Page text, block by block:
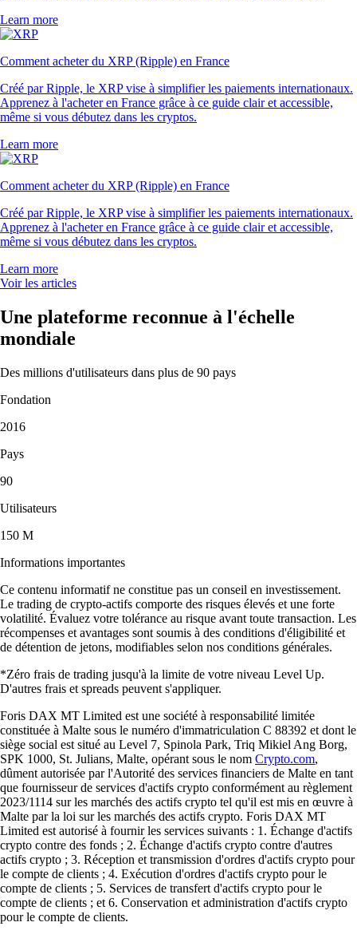
Learn more
Comment acheter du XRP (Ripple) en France
Créé par Ripple, le XRP vise à simplifier les paiements internationaux.
Apprenez à l'acheter en France grâce à ce guide clair et accessible,
même si vous débutez dans les cryptos.
Learn more
Comment acheter du XRP (Ripple) en France
Créé par Ripple, le XRP vise à simplifier les paiements internationaux.
Apprenez à l'acheter en France grâce à ce guide clair et accessible,
même si vous débutez dans les cryptos.
Learn more
Voir les articles
Une plateforme reconnue à l'échelle
mondiale
Des millions d'utilisateurs dans plus de 90 pays
Fondation
2016
Pays
90
Utilisateurs
150 M
Informations importantes
Ce contenu informatif ne constitue pas un conseil en investissement.
Le trading de crypto-actifs comporte des risques élevés et une forte
volatilité. Évaluez votre tolérance au risque avant toute transaction. Les
récompenses et avantages sont soumis à des conditions d'éligibilité et
de détention de jetons, modifiables selon nos conditions générales.
*Zéro frais de trading jusqu'à la limite de votre niveau Level Up.
D'autres frais et spreads peuvent s'appliquer.
Foris DAX MT Limited est une société à responsabilité limitée
constituée à Malte sous le numéro d'immatriculation C 88392 et dont le
siège social est situé au Level 7, Spinola Park, Triq Mikiel Ang Borg,
SPK 1000, St. Julians, Malte, opérant sous le nom Crypto.com,
dûment autorisée par l'Autorité des services financiers de Malte en tant
que fournisseur de services d'actifs crypto conformément au règlement
2023/1114 sur les marchés des actifs crypto tel qu'il est mis en œuvre à
Malte par la loi sur les marchés des actifs crypto. Foris DAX MT
Limited est autorisé à fournir les services suivants : 1. Échange d'actifs
crypto contre des fonds ; 2. Échange d'actifs crypto contre d'autres
actifs crypto ; 3. Réception et transmission d'ordres d'actifs crypto pour
le compte de clients ; 4. Exécution d'ordres d'actifs crypto pour le
compte de clients ; 5. Services de transfert d'actifs crypto pour le
compte de clients ; et 6. Conservation et administration d'actifs crypto
pour le compte de clients.